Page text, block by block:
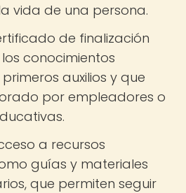
vida de una persona.
de finalización
conocimientos
auxilios y que
por empleadores o
a recursos
guías y materiales
que permiten seguir